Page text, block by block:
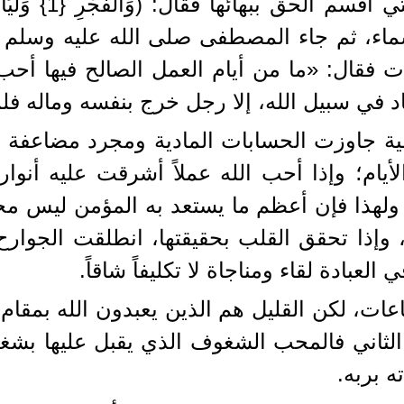
ثم جاء المصطفى صلى الله عليه
فقال: «ما من أيام العمل الصالح فيها أحب
في سبيل الله، إلا رجل خرج بنفسه
جاوزت الحسابات المادية ومجرد مضاعفة
وإذا أحب الله عملاً أشرقت عليه
ولهذا فإن أعظم ما يستعد به المؤمن ليس
تحقق القلب بحقيقتها، انطلقت
لقاء ومناجاة لا تكليفاً شاقاً.
لكن القليل هم الذين يعبدون الله بمقام
فالمحب الشغوف الذي يقبل عليها
بربه.